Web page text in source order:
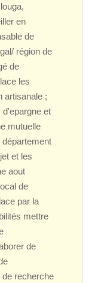
en
de
région de
de
les
artisanale ;
et
mutuelle
et les
aout
de
par la
mettre
de
de recherche